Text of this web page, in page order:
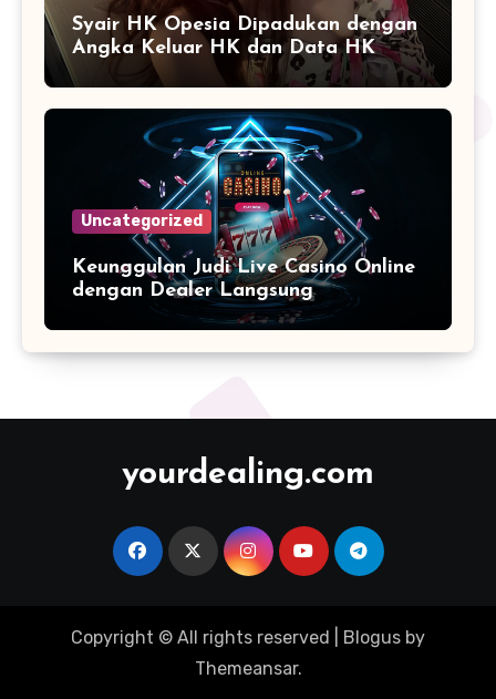
Syair HK Opesia Dipadukan dengan
Angka Keluar HK dan Data HK
Lotto Paito Terbaru
Uncategorized
Keunggulan Judi Live Casino Online
dengan Dealer Langsung
yourdealing.com
Copyright © All rights reserved Blogus by
Themeansar.